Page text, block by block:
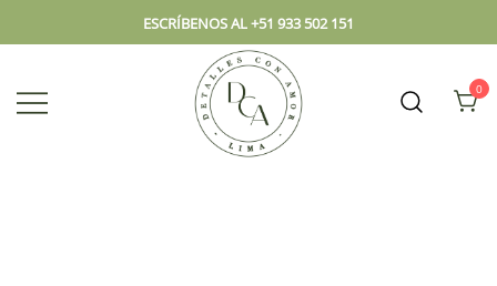
ESCRÍBENOS AL +51 933 502 151
0